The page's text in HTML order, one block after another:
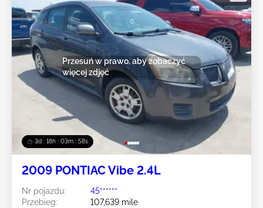
3d : 18h : 03m : 55s
Przesuń w prawo, aby zobaczyć
więcej zdjęć
2009 PONTIAC Vibe 2.4L
Nr pojazdu:
45******
Przebieg:
107,639 mile